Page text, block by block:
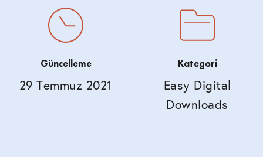
Güncelleme
29 Temmuz 2021
Kategori
Easy Digital
Downloads